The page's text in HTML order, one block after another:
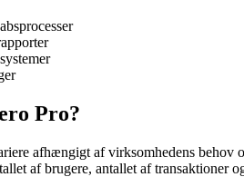
Pro?
afhængigt af virksomhedens behov
af brugere, antallet af transaktioner